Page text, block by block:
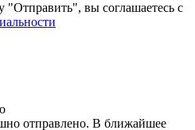
вы соглашаетесь с
отправлено. В ближайшее